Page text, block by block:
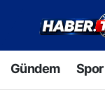
Gündem Spor
Gündem
Spor
Hava
Trafik